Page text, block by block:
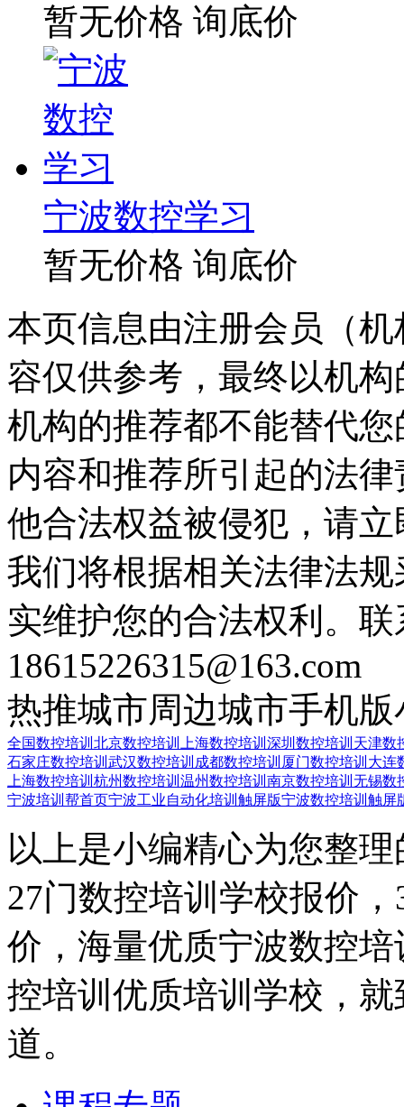
暂无价格 询底价
宁波数控学习
暂无价格 询底价
本页信息由注册会员（
容仅供参考，最终以机
机构的推荐都不能替代
内容和推荐所引起的法
他合法权益被侵犯，请
我们将根据相关法律法
实维护您的合法权利。
18615226315@163.com
热推城市周边城市手机版
全国数控培训 北京数控培训 上海数控培训 深圳数控培训 天津数
石家庄数控培训 武汉数控培训 成都数控培训 厦门数控培训 大连
上海数控培训 杭州数控培训 温州数控培训 南京数控培训 无锡数
宁波培训帮首页宁波工业自动化培训触屏版宁波数控培训触屏
以上是小编精心为您整
27门数控培训学校报价
价，海量优质宁波数控
控培训优质培训学校，
道。